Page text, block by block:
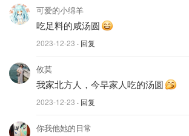
图片来自于@知乎 ，版权属于原作者
表达某个东西找不着了的时候，北方人表
来不就完了！
北方：东西丢了
可爱的小绵羊
吃足料的咸汤圆
2023-12-23 · 回复
攸莫
我家北方人，今早家人吃的汤圆
2023-12-23 · 回复
你我他她的日常